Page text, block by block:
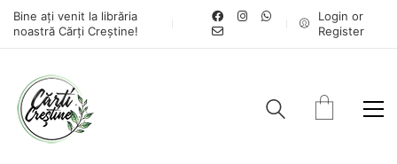
Bine ați venit la librăria
noastră Cărți Creștine!
Login or
Register